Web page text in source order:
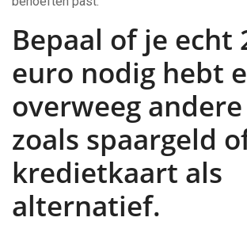
Bepaal of je echt
euro nodig hebt
overweeg
zoals spaargeld
kredietkaart als
alternatief.